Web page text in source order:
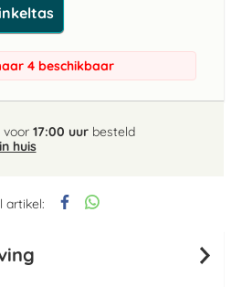
artikel:
4 beschikbaar
voor 17:00 uurbesteld
huis